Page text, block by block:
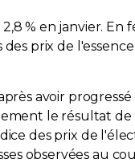
% en janvier. En
prix de l'essence
avoir progressé
le résultat de
des prix de
observées au